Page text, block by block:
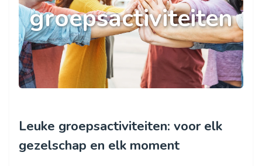
groepsactiviteiten
Leuke groepsactiviteiten: voor elk
gezelschap en elk moment